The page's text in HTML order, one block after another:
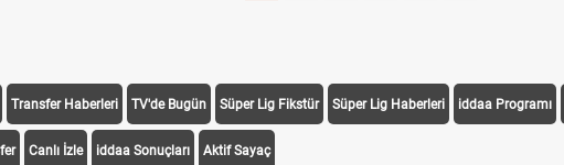
Transfer Haberleri TV'de Bugün Süper Lig Fikstür Süper Lig Haberleri iddaa Programı
Canlı İzle iddaa Sonuçları Aktif Sayaç